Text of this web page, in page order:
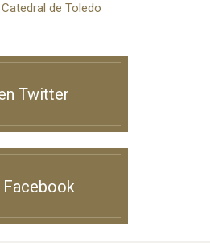
de Toledo
Twitter
Facebook